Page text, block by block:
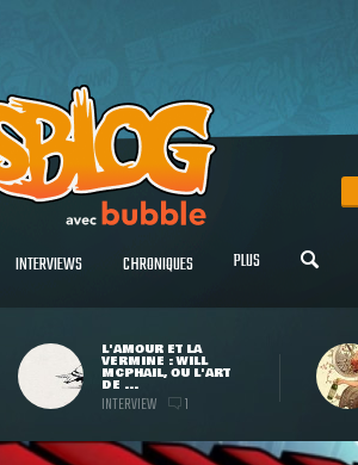
INTERVIEWS CHRONIQUES PLUS
L'AMOUR ET LA
VERMINE : WILL
MCPHAIL, OU L'ART
DE ...
INTERVIEW 1